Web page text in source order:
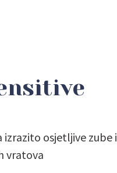
izrazito osjetljive zube i
vratova